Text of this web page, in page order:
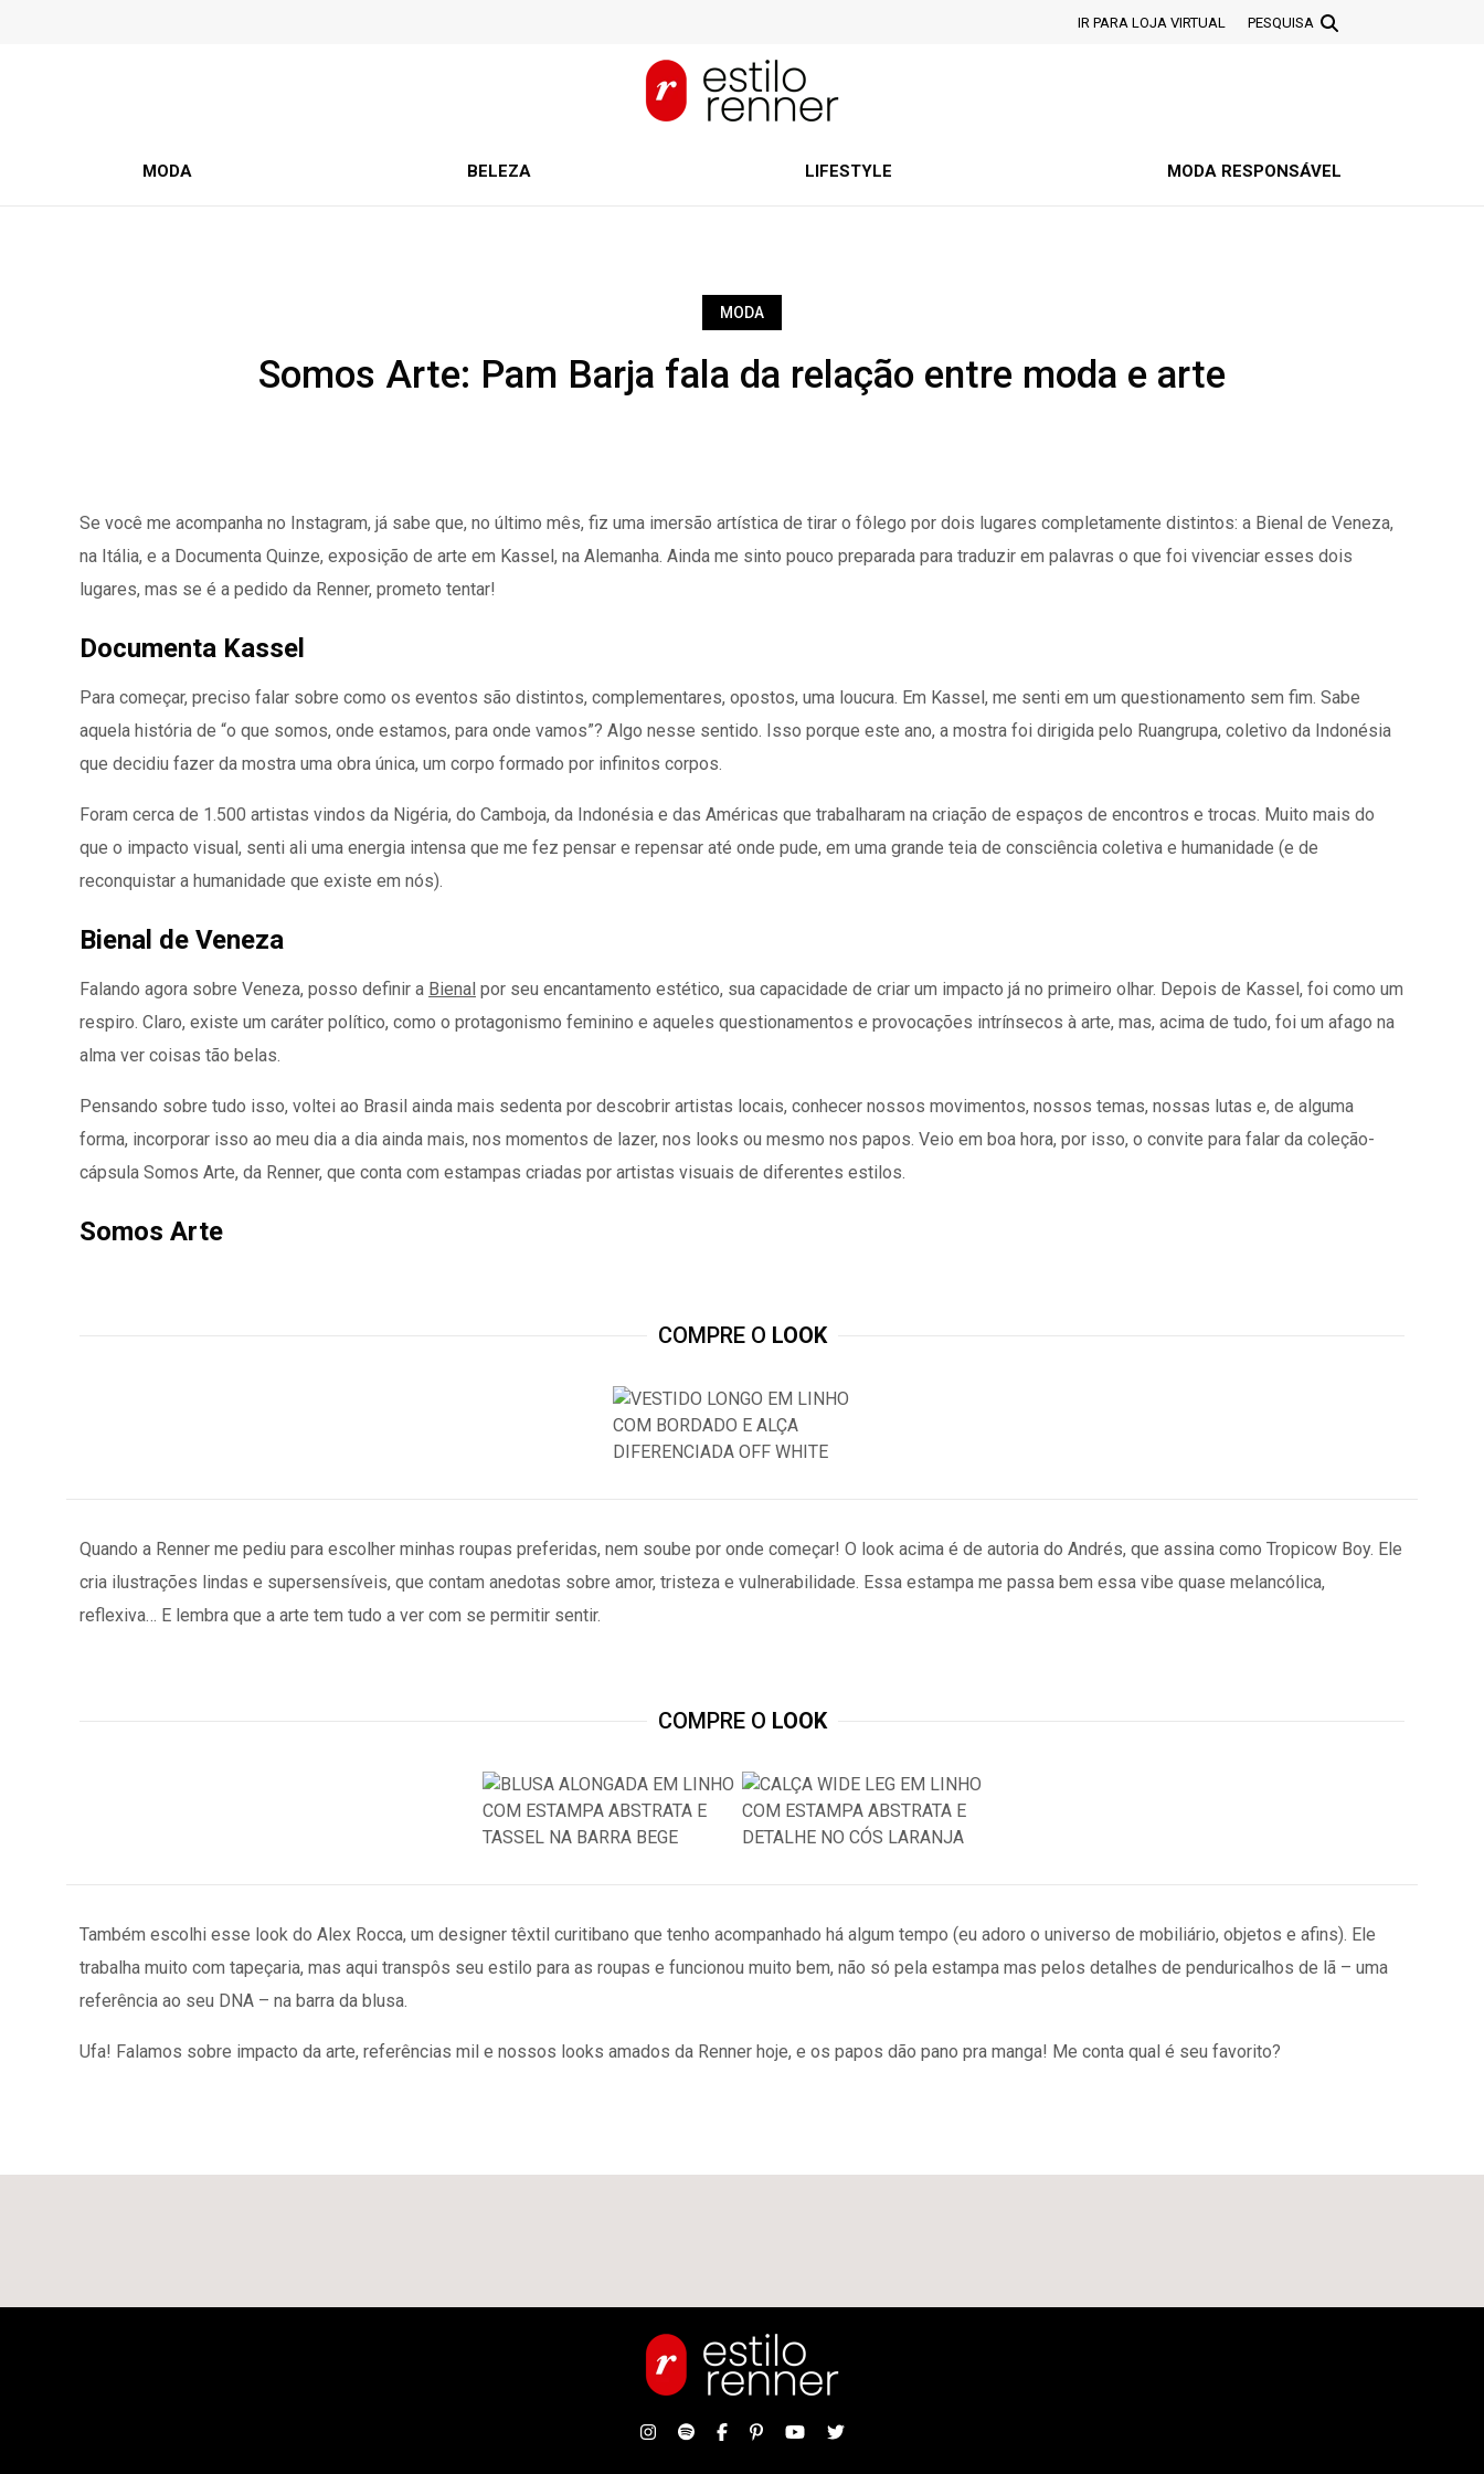
IR PARA LOJA VIRTUAL PESQUISA
MODA BELEZA LIFESTYLE MODA RESPONSÁVEL
MODA
Somos Arte: Pam Barja fala da relação entre moda e arte
Se você me acompanha no Instagram, já sabe que, no último mês, fiz uma imersão artística de tirar o fôlego por dois lugares completamente distintos: a Bienal de Veneza,
na Itália, e a Documenta Quinze, exposição de arte em Kassel, na Alemanha. Ainda me sinto pouco preparada para traduzir em palavras o que foi vivenciar esses dois
lugares, mas se é a pedido da Renner, prometo tentar!
Documenta Kassel
Para começar, preciso falar sobre como os eventos são distintos, complementares, opostos, uma loucura. Em Kassel, me senti em um questionamento sem fim. Sabe
aquela história de “o que somos, onde estamos, para onde vamos”? Algo nesse sentido. Isso porque este ano, a mostra foi dirigida pelo Ruangrupa, coletivo da Indonésia
que decidiu fazer da mostra uma obra única, um corpo formado por infinitos corpos.
Foram cerca de 1.500 artistas vindos da Nigéria, do Camboja, da Indonésia e das Américas que trabalharam na criação de espaços de encontros e trocas. Muito mais do
que o impacto visual, senti ali uma energia intensa que me fez pensar e repensar até onde pude, em uma grande teia de consciência coletiva e humanidade (e de
reconquistar a humanidade que existe em nós).
Bienal de Veneza
Falando agora sobre Veneza, posso definir a Bienal por seu encantamento estético, sua capacidade de criar um impacto já no primeiro olhar. Depois de Kassel, foi como um
respiro. Claro, existe um caráter político, como o protagonismo feminino e aqueles questionamentos e provocações intrínsecos à arte, mas, acima de tudo, foi um afago na
alma ver coisas tão belas.
Pensando sobre tudo isso, voltei ao Brasil ainda mais sedenta por descobrir artistas locais, conhecer nossos movimentos, nossos temas, nossas lutas e, de alguma
forma, incorporar isso ao meu dia a dia ainda mais, nos momentos de lazer, nos looks ou mesmo nos papos. Veio em boa hora, por isso, o convite para falar da coleção-
cápsula Somos Arte, da Renner, que conta com estampas criadas por artistas visuais de diferentes estilos.
Somos Arte
COMPRE O LOOK
Quando a Renner me pediu para escolher minhas roupas preferidas, nem soube por onde começar! O look acima é de autoria do Andrés, que assina como Tropicow Boy. Ele
cria ilustrações lindas e supersensíveis, que contam anedotas sobre amor, tristeza e vulnerabilidade. Essa estampa me passa bem essa vibe quase melancólica,
reflexiva… E lembra que a arte tem tudo a ver com se permitir sentir.
COMPRE O LOOK
Também escolhi esse look do Alex Rocca, um designer têxtil curitibano que tenho acompanhado há algum tempo (eu adoro o universo de mobiliário, objetos e afins). Ele
trabalha muito com tapeçaria, mas aqui transpôs seu estilo para as roupas e funcionou muito bem, não só pela estampa mas pelos detalhes de penduricalhos de lã – uma
referência ao seu DNA – na barra da blusa.
Ufa! Falamos sobre impacto da arte, referências mil e nossos looks amados da Renner hoje, e os papos dão pano pra manga! Me conta qual é seu favorito?